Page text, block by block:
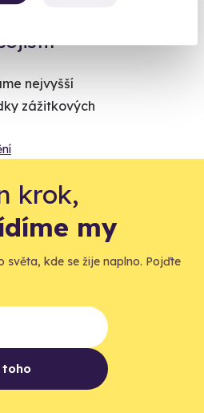
nejvyšší
zážitkových
krok,
my
světa, kde se žije naplno. Pojďte
toho